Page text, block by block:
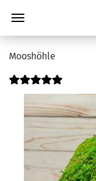
Mooshöhle